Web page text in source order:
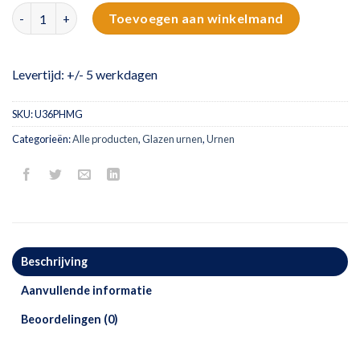
Glazen mini urn hart | groen aantalToevoegen aan winkelmand
Levertijd: +/- 5 werkdagen
SKU:U36PHMG
Categorieën:Alle producten,Glazen urnen,Urnen
Beschrijving
Aanvullende informatie
Beoordelingen (0)